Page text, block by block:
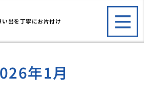
出を丁寧にお片付け
年1月